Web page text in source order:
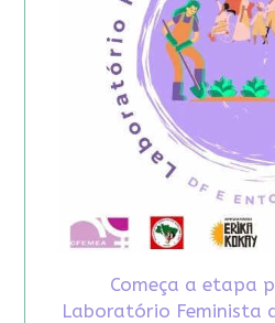
Começa a etapa
Laboratório Feminista